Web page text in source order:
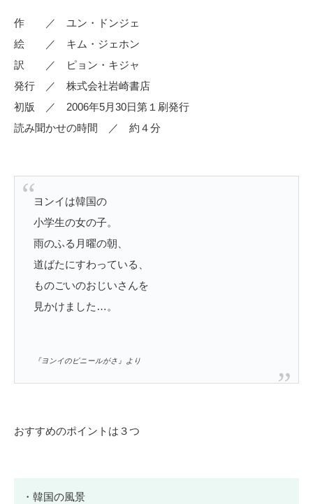
作 ／ ユン・ドンジェ
絵 ／ キム・ジェホン
訳 ／ ピョン・キジャ
発行 ／ 株式会社岩崎書店
初版 ／ 2006年5月30日第１刷発行
読み聞かせの時間 ／ 約４分
ヨンイは韓国の
小学生の女の子。
雨のふる月曜の朝、
道ばたにすわっている、
ものごいのおじいさんを
見かけました…。
『ヨンイのビニールがさ』より
おすすめのポイントは３つ
・韓国の風景